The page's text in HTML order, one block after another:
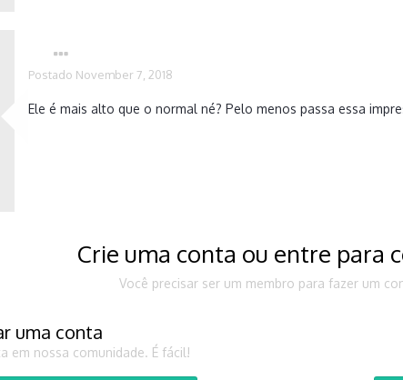
Postado November 7, 2018
Ele é mais alto que o normal né? Pelo menos passa essa
Crie uma conta ou entre para
Você precisar ser um membro para fazer um
uma conta
em nossa comunidade. É fácil!